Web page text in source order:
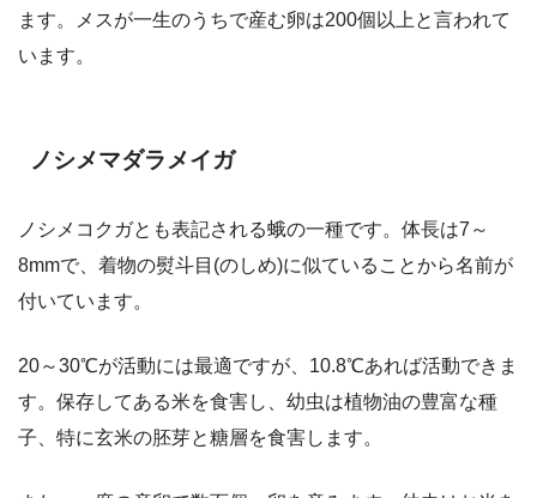
ます。メスが一生のうちで産む卵は200個以上と言われて
います。
ノシメマダラメイガ
ノシメコクガとも表記される蛾の一種です。体長は7～
8mmで、着物の熨斗目(のしめ)に似ていることから名前が
付いています。
20～30℃が活動には最適ですが、10.8℃あれば活動できま
す。保存してある米を食害し、幼虫は植物油の豊富な種
子、特に玄米の胚芽と糖層を食害します。